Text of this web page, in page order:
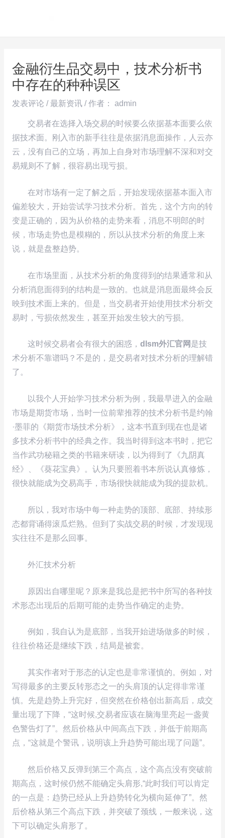
金融衍生品交易中，技术分析书
中存在的种种误区
发表评论 /最新资讯/ 作者： admin
交易者在选择入场交易的时候要么依据基本面要么依
据技术面。刚入市的新手往往是依据消息面操作，人云亦
云，没有自己的立场，再加上自身对市场理解不深和对交
易规则不了解，很容易出现亏损。
在对市场有一定了解之后，开始发现依据基本面入市
偏差较大，开始尝试学习技术分析。首先，这个方向的转
变是正确的，因为从价格的走势来看，消息不明郎的时
候，市场走势也是模糊的，所以从技术分析的角度上来
说，就是盘整趋势。
在市场里面，从技术分析的角度得到的结果通常和从
分析消息面得到的结构是一致的。也就是消息面最终会反
映到技术面上来的。但是，当交易者开始使用技术分析交
易时，亏损依然发生，甚至开始发生较大的亏损。
这时候交易者会有很大的困惑， dlsm外汇官网 是技
术分析不靠谱吗？不是的，是交易者对技术分析的理解错
了。
以我个人开始学习技术分析为例，我最早进入的金融
市场是期货市场，当时一位前辈推荐的技术分析书是约翰
·墨菲的《期货市场技术分析》，这本书直到现在也是诸
多技术分析书中的经典之作。我当时得到这本书时，把它
当作武功秘籍之类的书籍来研读，以为得到了《九阴真
经》、《葵花宝典》。认为只要照着书本所说认真修炼，
很快就能成为交易高手，市场很快就能成为我的提款机。
所以，我对市场中每一种走势的顶部、底部、持续形
态都背诵得滚瓜烂熟。但到了实战交易的时候，才发现现
实往往不是那么回事。
外汇技术分析
原因出自哪里呢？原来是我总是把书中所写的各种技
术形态出现后的后期可能的走势当作确定的走势。
例如，我自认为是底部，当我开始进场做多的时候，
往往价格还是继续下跌，结局是被套。
其实作者对于形态的认定也是非常谨慎的。例如，对
写得最多的主要反转形态之一的头肩顶的认定得非常谨
慎。先是趋势上升完好，但突然在价格创出新高后，成交
量出现了下降，“这时候,交易者应该在脑海里亮起一盏黄
色警告灯了”。然后价格从中间高点下跌，并低于前期高
点，“这就是个警讯，说明该上升趋势可能出现了问题”。
然后价格又反弹到第三个高点，这个高点没有突破前
期高点，这时候仍然不能确定头肩形,“此时我们可以肯定
的一点是：趋势已经从上升趋势转化为横向延伸了”。然
后价格从第三个高点下跌，并突破了颈线，一般来说，这
下可以确定头肩形了。